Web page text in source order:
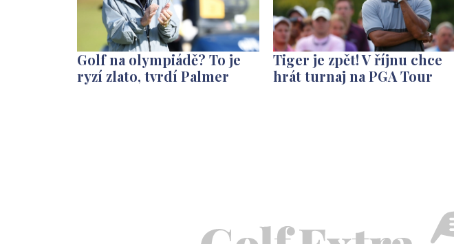
Golf na olympiádě? To je
ryzí zlato, tvrdí Palmer
Tiger je zpět! V říjnu chce
hrát turnaj na PGA Tour